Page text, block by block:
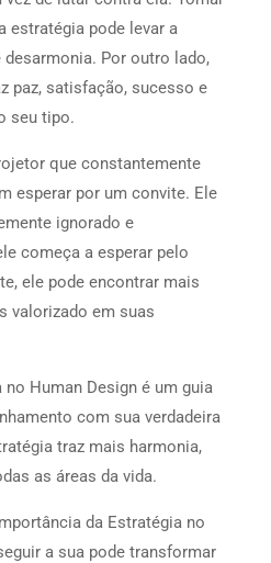
estratégia pode levar a
Por outro lado,
paz, satisfação, sucesso e
seu tipo.
que constantemente
esperar por um convite. Ele
ignorado e
começa a esperar pelo
ele pode encontrar mais
valorizado em suas
Human Design é um guia
com sua verdadeira
traz mais harmonia,
as áreas da vida.
da Estratégia no
a sua pode transformar